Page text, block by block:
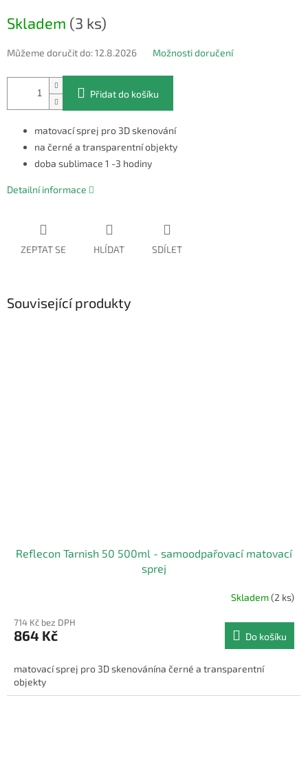
cena:
Skladem (3 ks)
Můžeme doručit do:12.8.2026 Možnosti doručení
Přidat do košíku
matovací sprej pro 3D skenování
na černé a transparentní objekty
doba sublimace 1 -3 hodiny
Detailní informace
ZEPTAT SE HLÍDAT SDÍLET
Související produkty
Reflecon Tarnish 50 500ml - samoodpařovací matovací
sprej
Skladem(2 ks)
714 Kč bez DPH
864 Kč Do košíku
matovací sprej pro 3D skenovánína černé a transparentní
objekty